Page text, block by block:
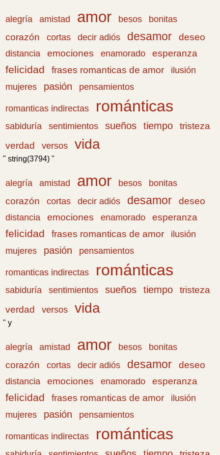
alegría amistad amor besos
bonitas
corazón
cortas decir adiós desamor deseo
distancia emociones enamorado esperanza
felicidad frases romanticas de amor
ilusión
mujeres
pasión pensamientos
romanticas indirectas románticas
sabiduría sentimientos sueños tiempo
tristeza
verdad
versos vida
" string(3794) "
alegría amistad amor besos
bonitas
corazón
cortas decir adiós desamor deseo
distancia emociones enamorado esperanza
felicidad frases romanticas de amor
ilusión
mujeres
pasión pensamientos
romanticas indirectas románticas
sabiduría sentimientos sueños tiempo
tristeza
verdad
versos vida
" y
alegría amistad amor besos
bonitas
corazón
cortas decir adiós desamor deseo
distancia emociones enamorado esperanza
felicidad frases romanticas de amor
ilusión
mujeres
pasión pensamientos
romanticas indirectas románticas